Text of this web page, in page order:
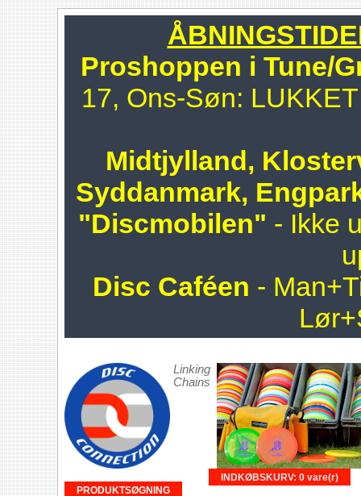
Proshoppen i Tune/
17, Ons-Søn:
Midtjylland,
Syddanmark,
"Discmobilen" - Ikke
Disc Caféen -
Linking
Chains
INDKØBSKURV: 0 vare(r)
PRODUKTSØGNING